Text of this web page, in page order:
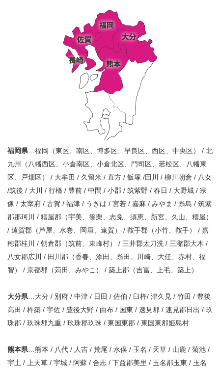
福岡県 …福岡（東区、南区、博多区、早良区、西区、中央区） / 北
九州（八幡西区、小倉南区、小倉北区、門司区、若松区、八幡東
区、戸畑区） / 大牟田 / 久留米 / 直方 / 飯塚 /田川 / 柳川朝倉 / 八女
/筑後 / 大川 / 行橋 / 豊前 / 中間 / 小郡 / 筑紫野 / 春日 / 大野城 / 宗
像 / 太宰府 / 古賀 / 福津 / うきは / 宮若 / 嘉麻 / みやま / 糸島 / 筑紫
郡那珂川 / 糟屋郡（宇美、篠栗、志免、須恵、新宮、久山、糟屋）
/ 遠賀郡（芦屋、水巻、岡垣、遠賀） / 鞍手郡（小竹、鞍手） / 嘉
穂郡桂川 / 朝倉郡（筑前、東峰村） / 三井郡太刀洗 / 三潴郡大木 /
八女郡広川 / 田川郡（香春、添田、糸田、川崎、大任、赤村、福
智） / 京都郡（苅田、みやこ） / 築上郡（吉冨、上毛、築上）
大分県 …大分 / 別府 / 中津 / 日田 / 佐伯 / 臼杵/ 津久見 / 竹田 / 豊後
高田 / 杵築 / 宇佐 / 豊後大野 / 由布 / 国東 / 速見郡 / 速見郡日出 / 玖
珠郡 / 玖珠郡九重 / 玖珠郡玖珠 / 東国東郡 / 東国東郡姫島村
熊本県 …熊本 / 八代 / 人吉 / 荒尾 / 水俣 / 玉名 / 天草 / 山鹿 / 菊池 /
宇土 / 上天草 / 宇城 / 阿蘇 / 合志 / 下益郡美里 / 玉名郡玉東 / 玉名